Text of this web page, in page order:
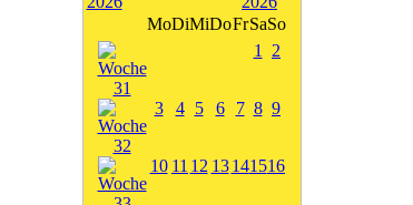
MoDiMiDoFrSaSo
1
2
3 4 5 6 7 8 9
10 11 12 13 141516